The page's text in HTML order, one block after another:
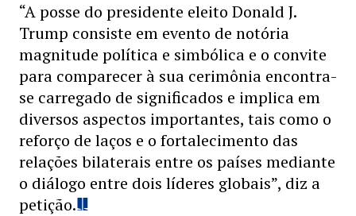
“A posse do presidente eleito Donald J.
Trump consiste em evento de notória
magnitude política e simbólica e o convite
para comparecer à sua cerimônia encontra-
se carregado de significados e implica em
diversos aspectos importantes, tais como o
reforço de laços e o fortalecimento das
relações bilaterais entre os países mediante
o diálogo entre dois líderes globais”, diz a
petição.